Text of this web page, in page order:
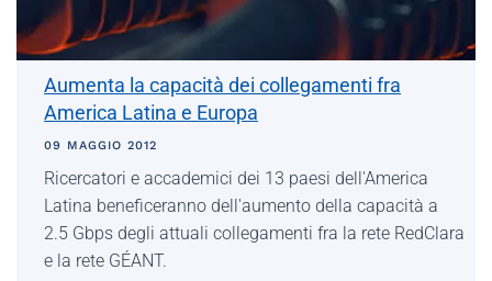
Aumenta la capacità dei collegamenti fra
America Latina e Europa
09 MAGGIO 2012
Ricercatori e accademici dei 13 paesi dell'America
Latina beneficeranno dell'aumento della capacità a
2.5 Gbps degli attuali collegamenti fra la rete RedClara
e la rete GÉANT.